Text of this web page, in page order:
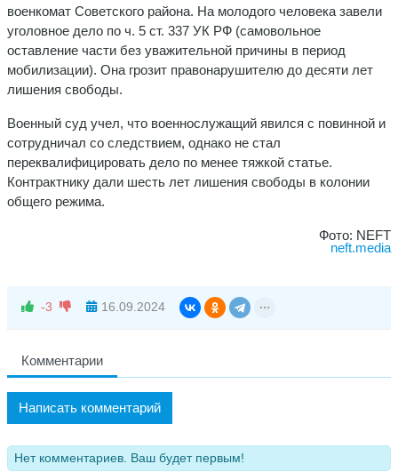
военкомат Советского района. На молодого человека завели
уголовное дело по ч. 5 ст. 337 УК РФ (самовольное
оставление части без уважительной причины в период
мобилизации). Она грозит правонарушителю до десяти лет
лишения свободы.
Военный суд учел, что военнослужащий явился с повинной и
сотрудничал со следствием, однако не стал
переквалифицировать дело по менее тяжкой статье.
Контрактнику дали шесть лет лишения свободы в колонии
общего режима.
Фото: NEFT
neft.media
-3 16.09.2024
Комментарии
Написать комментарий
Нет комментариев. Ваш будет первым!